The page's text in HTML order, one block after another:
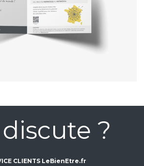
?
CLIENTS LeBienEtre.fr